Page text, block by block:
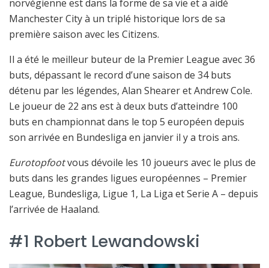
norvégienne est dans la forme de sa vie et a aidé
Manchester City à un triplé historique lors de sa
première saison avec les Citizens.
Il a été le meilleur buteur de la Premier League avec 36
buts, dépassant le record d’une saison de 34 buts
détenu par les légendes, Alan Shearer et Andrew Cole.
Le joueur de 22 ans est à deux buts d’atteindre 100
buts en championnat dans le top 5 européen depuis
son arrivée en Bundesliga en janvier il y a trois ans.
Eurotopfootvous dévoile les 10 joueurs avec le plus de
buts dans les grandes ligues européennes – Premier
League, Bundesliga, Ligue 1, La Liga et Serie A – depuis
l’arrivée de Haaland.
#1 Robert Lewandowski